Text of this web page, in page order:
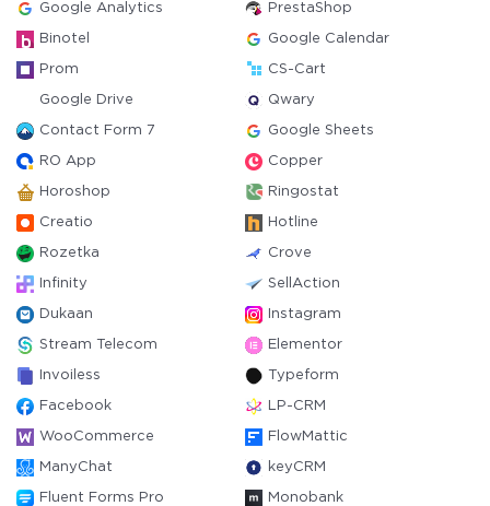
Google Analytics PrestaShop
Binotel Google Calendar
Prom CS-Cart
Google Drive Qwary
Contact Form 7 Google Sheets
RO App Copper
Horoshop Ringostat
Creatio Hotline
Rozetka Crove
Infinity SellAction
Dukaan Instagram
Stream Telecom Elementor
Invoiless Typeform
Facebook LP-CRM
WooCommerce FlowMattic
ManyChat keyCRM
Fluent Forms Pro Monobank